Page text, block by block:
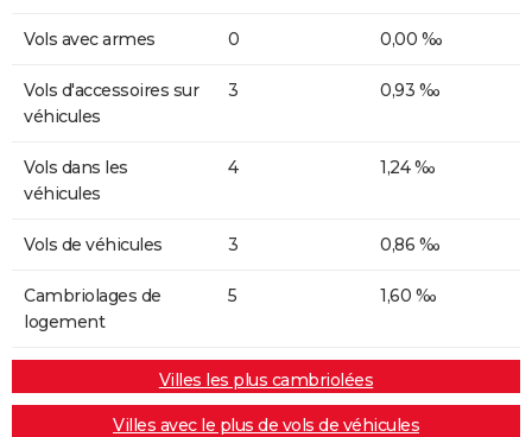
Vols avec armes 0 0,00 ‰
Vols d'accessoires sur
véhicules
3 0,93 ‰
Vols dans les
véhicules
4 1,24 ‰
Vols de véhicules 3 0,86 ‰
Cambriolages de
logement
5 1,60 ‰
Villes les plus cambriolées
Villes avec le plus de vols de véhicules